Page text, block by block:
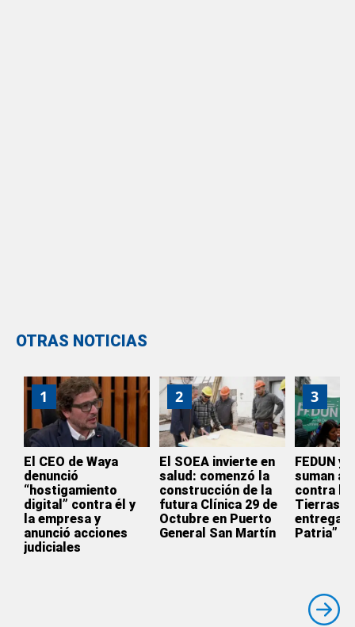
OTRAS NOTICIAS
1
El CEO de Waya
denunció
“hostigamiento
digital” contra él y
la empresa y
anunció acciones
judiciales
2
El SOEA invierte en
salud: comenzó la
construcción de la
futura Clínica 29 de
Octubre en Puerto
General San Martín
3
FEDUN y
suman a
contra la
Tierras:
entrega
Patria”